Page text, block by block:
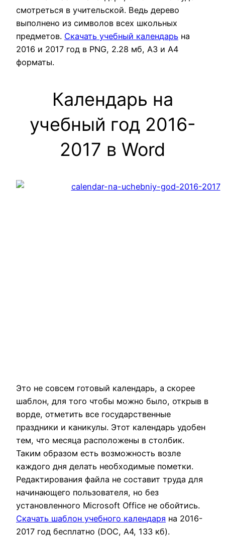
смотреться в учительской. Ведь дерево
выполнено из символов всех школьных
предметов. Скачать учебный календарь на
2016 и 2017 год в PNG, 2.28 мб, A3 и А4
форматы.
Календарь на
учебный год 2016-
2017 в Word
Это не совсем готовый календарь, а скорее
шаблон, для того чтобы можно было, открыв в
ворде, отметить все государственные
праздники и каникулы. Этот календарь удобен
тем, что месяца расположены в столбик.
Таким образом есть возможность возле
каждого дня делать необходимые пометки.
Редактирования файла не составит труда для
начинающего пользователя, но без
установленного Microsoft Office не обойтись.
Скачать шаблон учебного календаря на 2016-
2017 год бесплатно (DOC, A4, 133 кб).